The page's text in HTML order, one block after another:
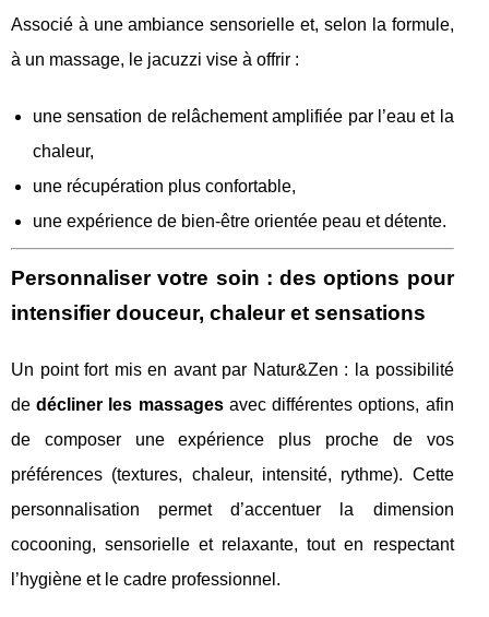
Associé à une ambiance sensorielle et, selon la formule,
à un massage, le jacuzzi vise à offrir :
une sensation de relâchement amplifiée par l’eau et la
chaleur,
une récupération plus confortable,
une expérience de bien‑être orientée peau et détente.
Personnaliser votre soin : des options pour
intensifier douceur, chaleur et sensations
Un point fort mis en avant par Natur&Zen : la possibilité
dedécliner les massagesavec différentes options, afin
de composer une expérience plus proche de vos
préférences (textures, chaleur, intensité, rythme). Cette
personnalisation permet d’accentuer la dimension
cocooning, sensorielle et relaxante, tout en respectant
l’hygiène et le cadre professionnel.